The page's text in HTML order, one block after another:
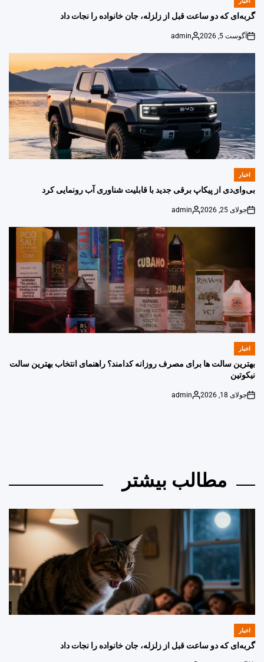
POSTED
IN
گربه‌ای که دو ساعت قبل از زلزله، جان خانواده را نجات داد
on
آگوست 5, 2026
Posted
admin
POSTED
اخبار
بی‌وای‌دی از پیکاپ برقی جدید با قابلیت شناوری آب رونمایی کرد
on
جولای 25, 2026
Posted
admin
POSTED
اخبار
بهترین سالت ها برای مصرف روزانه کدامند؟ راهنمای انتخاب بهترین سالت
نیکوتین
on
جولای 18, 2026
Posted
admin
مطالب بیشتر
POSTED
IN
اخبار
گربه‌ای که دو ساعت قبل از زلزله، جان خانواده را نجات داد